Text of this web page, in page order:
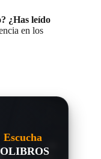
¿Has leído
en los